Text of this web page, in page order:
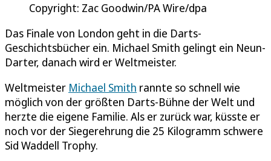
Copyright: Zac Goodwin/PA Wire/dpa
Das Finale von London geht in die Darts-
Geschichtsbücher ein. Michael Smith gelingt ein Neun-
Darter, danach wird er Weltmeister.
Weltmeister Michael Smith rannte so schnell wie
möglich von der größten Darts-Bühne der Welt und
herzte die eigene Familie. Als er zurück war, küsste er
noch vor der Siegerehrung die 25 Kilogramm schwere
Sid Waddell Trophy.